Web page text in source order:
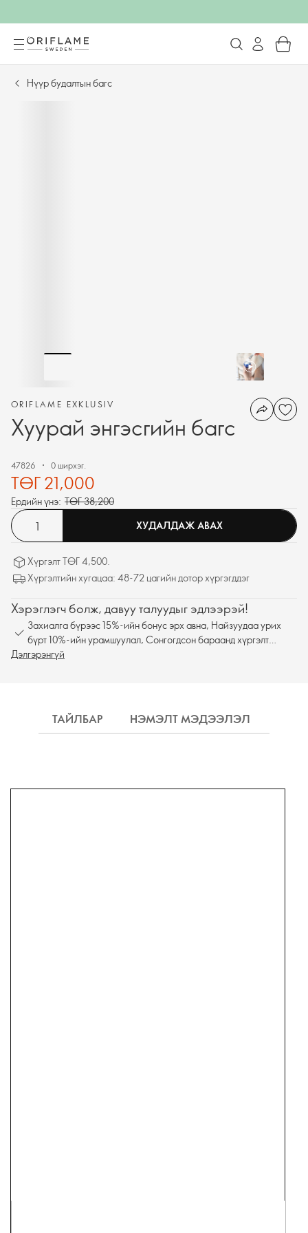
Нүүр будалтын багс
ORIFLAME EXKLUSIV
Хуурай энгэсгийн багс
47826 0 ширхэг.
ТӨГ 21,000
Ердийн үнэ: ТӨГ 38,200
ХУДАЛДАЖ АВАХ
Хүргэлт ТӨГ 4,500.
Хүргэлтийн хугацаа: 48-72 цагийн дотор хүргэгддэг
Хэрэглэгч болж, давуу талуудыг эдлээрэй!
Захиалга бүрээс 15%-ийн бонус эрх авна, Найзуудаа урих
бүрт 10%-ийн урамшуулал, Сонгогдсон бараанд хүргэлт
үнэгүй
Дэлгэрэнгүй
ТАЙЛБАР НЭМЭЛТ МЭДЭЭЛЭЛ